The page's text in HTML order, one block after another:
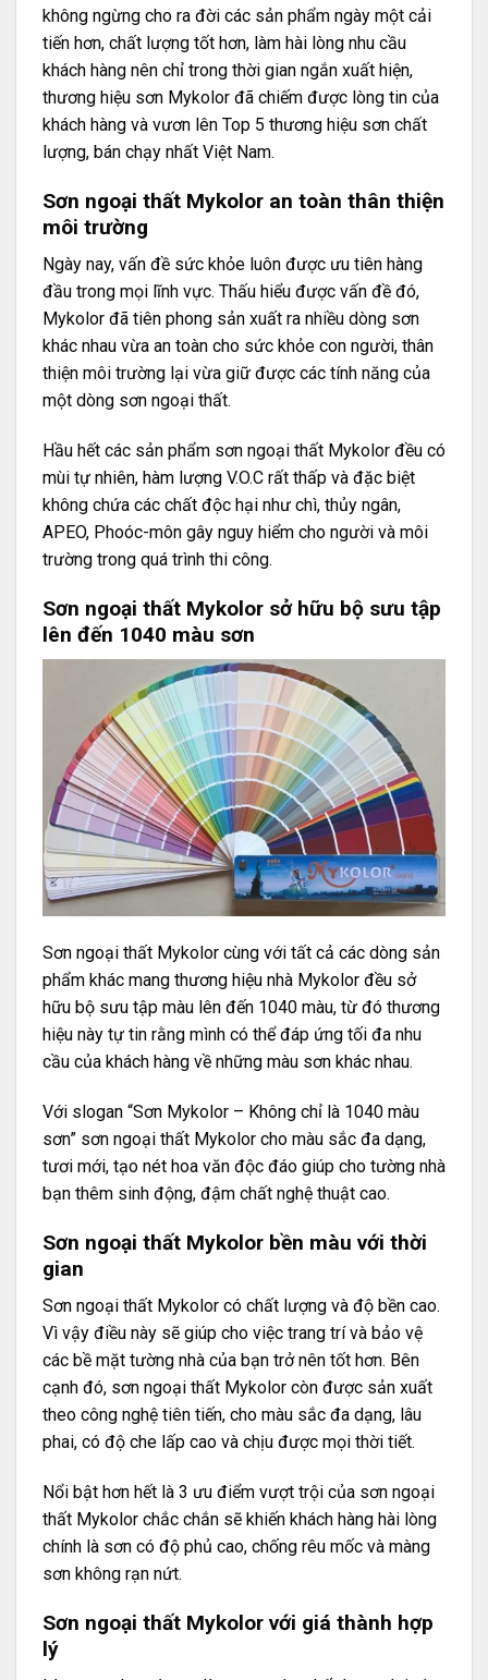
không ngừng cho ra đời các sản phẩm ngày một cải
tiến hơn, chất lượng tốt hơn, làm hài lòng nhu cầu
khách hàng nên chỉ trong thời gian ngắn xuất hiện,
thương hiệu sơn Mykolor đã chiếm được lòng tin của
khách hàng và vươn lên Top 5 thương hiệu sơn chất
lượng, bán chạy nhất Việt Nam.
Sơn ngoại thất Mykolor an toàn thân thiện
môi trường
Ngày nay, vấn đề sức khỏe luôn được ưu tiên hàng
đầu trong mọi lĩnh vực. Thấu hiểu được vấn đề đó,
Mykolor đã tiên phong sản xuất ra nhiều dòng sơn
khác nhau vừa an toàn cho sức khỏe con người, thân
thiện môi trường lại vừa giữ được các tính năng của
một dòng sơn ngoại thất.
Hầu hết các sản phẩm sơn ngoại thất Mykolor đều có
mùi tự nhiên, hàm lượng V.O.C rất thấp và đặc biệt
không chứa các chất độc hại như chì, thủy ngân,
APEO, Phoóc-môn gây nguy hiểm cho người và môi
trường trong quá trình thi công.
Sơn ngoại thất Mykolor sở hữu bộ sưu tập
lên đến 1040 màu sơn
Sơn ngoại thất Mykolor cùng với tất cả các dòng sản
phẩm khác mang thương hiệu nhà Mykolor đều sở
hữu bộ sưu tập màu lên đến 1040 màu, từ đó thương
hiệu này tự tin rằng mình có thể đáp ứng tối đa nhu
cầu của khách hàng về những màu sơn khác nhau.
Với slogan “Sơn Mykolor – Không chỉ là 1040 màu
sơn” sơn ngoại thất Mykolor cho màu sắc đa dạng,
tươi mới, tạo nét hoa văn độc đáo giúp cho tường nhà
bạn thêm sinh động, đậm chất nghệ thuật cao.
Sơn ngoại thất Mykolor bền màu với thời
gian
Sơn ngoại thất Mykolor có chất lượng và độ bền cao.
Vì vậy điều này sẽ giúp cho việc trang trí và bảo vệ
các bề mặt tường nhà của bạn trở nên tốt hơn. Bên
cạnh đó, sơn ngoại thất Mykolor còn được sản xuất
theo công nghệ tiên tiến, cho màu sắc đa dạng, lâu
phai, có độ che lấp cao và chịu được mọi thời tiết.
Nổi bật hơn hết là 3 ưu điểm vượt trội của sơn ngoại
thất Mykolor chắc chắn sẽ khiến khách hàng hài lòng
chính là sơn có độ phủ cao, chống rêu mốc và màng
sơn không rạn nứt.
Sơn ngoại thất Mykolor với giá thành hợp
lý